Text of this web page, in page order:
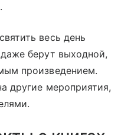
весь день
берут выходной,
произведением.
другие мероприятия,